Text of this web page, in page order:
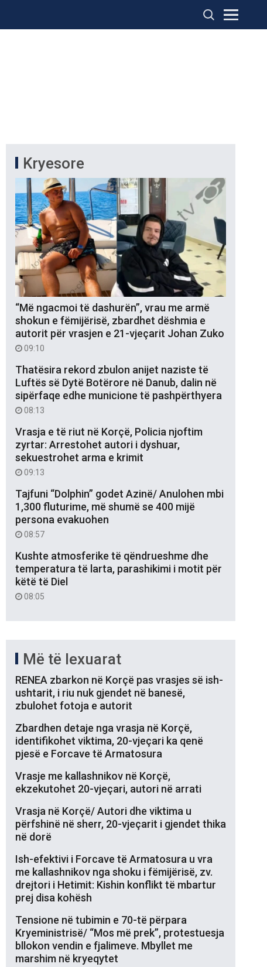
Kryesore
“Më ngacmoi të dashurën”, vrau me armë
shokun e fëmijërisë, zbardhet dëshmia e
autorit për vrasjen e 21-vjeçarit Johan Zuko
09:10
Thatësira rekord zbulon anijet naziste të
Luftës së Dytë Botërore në Danub, dalin në
sipërfaqe edhe municione të pashpërthyera
08:13
Vrasja e të riut në Korçë, Policia njoftim
zyrtar: Arrestohet autori i dyshuar,
sekuestrohet arma e krimit
09:13
Tajfuni “Dolphin” godet Azinë/ Anulohen mbi
1,300 fluturime, më shumë se 400 mijë
persona evakuohen
08:57
Kushte atmosferike të qëndrueshme dhe
temperatura të larta, parashikimi i motit për
këtë të Diel
08:05
Më të lexuarat
RENEA zbarkon në Korçë pas vrasjes së ish-
ushtarit, i riu nuk gjendet në banesë,
zbulohet fotoja e autorit
Zbardhen detaje nga vrasja në Korçë,
identifikohet viktima, 20-vjeçari ka qenë
pjesë e Forcave të Armatosura
Vrasje me kallashnikov në Korçë,
ekzekutohet 20-vjeçari, autori në arrati
Vrasja në Korçë/ Autori dhe viktima u
përfshinë në sherr, 20-vjeçarit i gjendet thika
në dorë
Ish-efektivi i Forcave të Armatosura u vra
me kallashnikov nga shoku i fëmijërisë, zv.
drejtori i Hetimit: Kishin konflikt të mbartur
prej disa kohësh
Tensione në tubimin e 70-të përpara
Kryeministrisë/ “Mos më prek”, protestuesja
bllokon vendin e fjalimeve. Mbyllet me
marshim në kryeqytet